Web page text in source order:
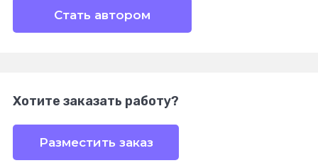
Стать автором
Хотите заказать работу?
Разместить заказ